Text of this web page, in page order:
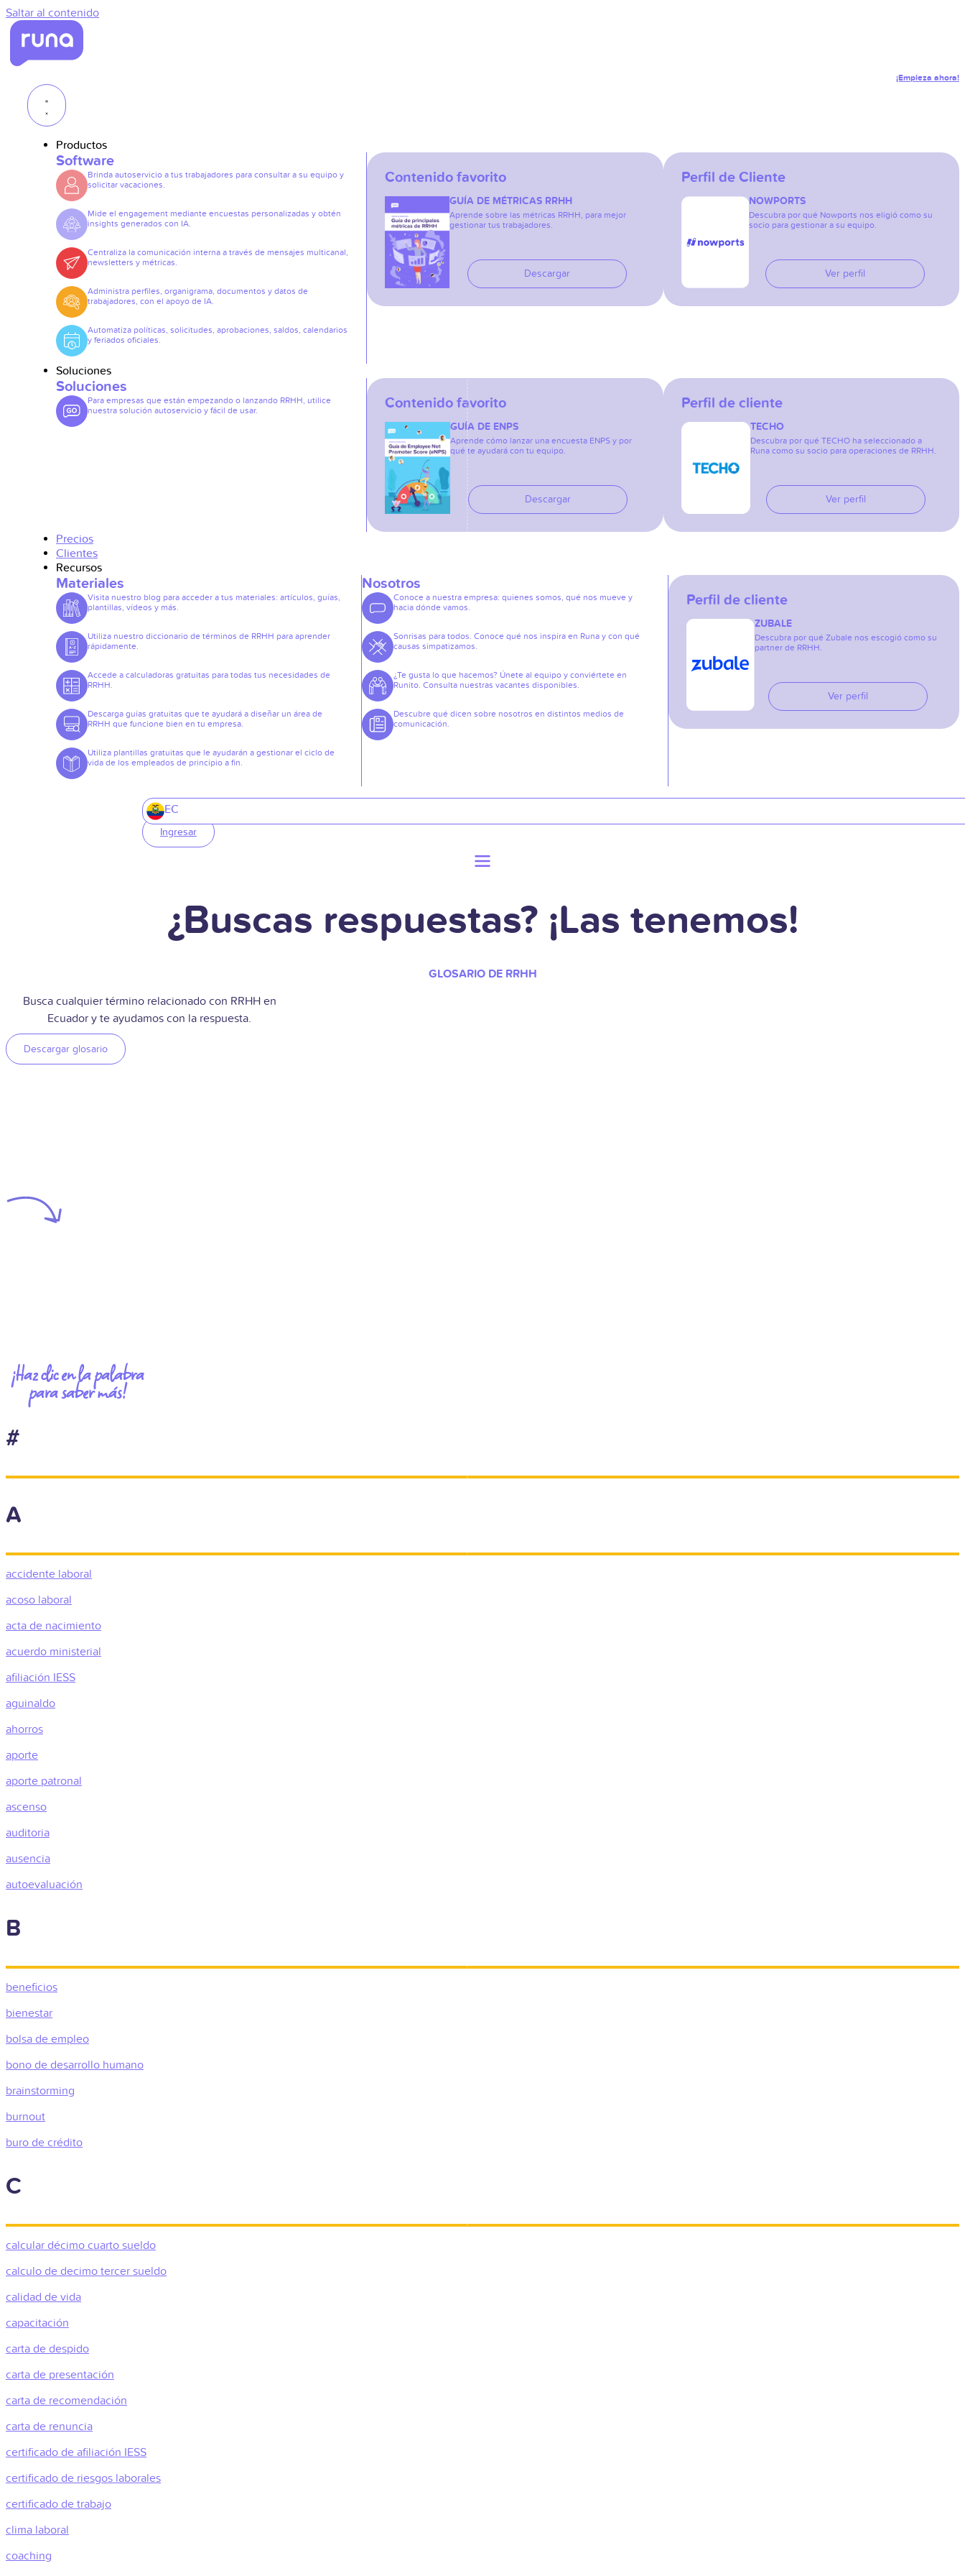
Saltar al contenido
¡Empieza ahora!
Productos
Software
Brinda autoservicio a tus trabajadores para consultar a su equipo y
solicitar vacaciones.
Mide el engagement mediante encuestas personalizadas y obtén
insights generados con IA.
Centraliza la comunicación interna a través de mensajes multicanal,
newsletters y métricas.
Administra perfiles, organigrama, documentos y datos de
trabajadores, con el apoyo de IA.
Automatiza políticas, solicitudes, aprobaciones, saldos, calendarios
y feriados oficiales.
Contenido favorito
GUÍA DE MÉTRICAS RRHH
Aprende sobre las métricas RRHH, para mejor
gestionar tus trabajadores.
Descargar
Perfil de Cliente
NOWPORTS
Descubra por qué Nowports nos eligió como su
socio para gestionar a su equipo.
Ver perfil
Soluciones
Soluciones
Para empresas que están empezando o lanzando RRHH, utilice
nuestra solución autoservicio y fácil de usar.
Contenido favorito
GUÍA DE ENPS
Aprende cómo lanzar una encuesta ENPS y por
qué te ayudará con tu equipo.
Descargar
Perfil de cliente
TECHO
Descubra por qué TECHO ha seleccionado a
Runa como su socio para operaciones de RRHH.
Ver perfil
Precios
Clientes
Recursos
Materiales
Visita nuestro blog para acceder a tus materiales: artículos, guías,
plantillas, vídeos y más.
Utiliza nuestro diccionario de términos de RRHH para aprender
rápidamente.
Accede a calculadoras gratuitas para todas tus necesidades de
RRHH.
Descarga guías gratuitas que te ayudará a diseñar un área de
RRHH que funcione bien en tu empresa.
Utiliza plantillas gratuitas que le ayudarán a gestionar el ciclo de
vida de los empleados de principio a fin.
Nosotros
Conoce a nuestra empresa: quienes somos, qué nos mueve y
hacia dónde vamos.
Sonrisas para todos. Conoce qué nos inspira en Runa y con qué
causas simpatizamos.
¿Te gusta lo que hacemos? Únete al equipo y conviértete en
Runito. Consulta nuestras vacantes disponibles.
Descubre qué dicen sobre nosotros en distintos medios de
comunicación.
Perfil de cliente
ZUBALE
Descubra por qué Zubale nos escogió como su
partner de RRHH.
Ver perfil
EC
Ingresar
¿Buscas respuestas? ¡Las tenemos!
GLOSARIO DE RRHH
Busca cualquier término relacionado con RRHH en
Ecuador y te ayudamos con la respuesta.
Descargar glosario
¡Haz clic en la palabra
para saber más!
#
A
accidente laboral
acoso laboral
acta de nacimiento
acuerdo ministerial
afiliación IESS
aguinaldo
ahorros
aporte
aporte patronal
ascenso
auditoria
ausencia
autoevaluación
B
beneficios
bienestar
bolsa de empleo
bono de desarrollo humano
brainstorming
burnout
buro de crédito
C
calcular décimo cuarto sueldo​
calculo de decimo tercer sueldo
calidad de vida
capacitación
carta de despido
carta de presentación
carta de recomendación
carta de renuncia
certificado de afiliación IESS
certificado de riesgos laborales
certificado de trabajo
clima laboral
coaching